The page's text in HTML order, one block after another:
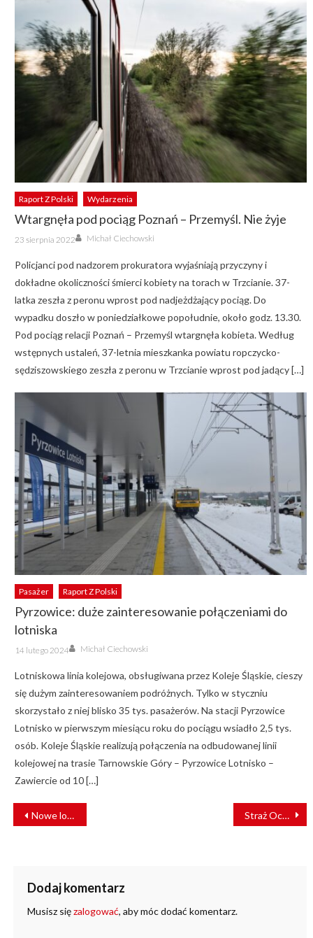
Raport Z Polski Wydarzenia
Wtargnęła pod pociąg Poznań – Przemyśl. Nie żyje
Posted
on
23 sierpnia 2022 Author
Michał Ciechowski
Policjanci pod nadzorem prokuratora wyjaśniają przyczyny i
dokładne okoliczności śmierci kobiety na torach w Trzcianie. 37-
latka zeszła z peronu wprost pod nadjeżdżający pociąg. Do
wypadku doszło w poniedziałkowe popołudnie, około godz. 13.30.
Pod pociąg relacji Poznań – Przemyśl wtargnęła kobieta. Według
wstępnych ustaleń, 37-letnia mieszkanka powiatu ropczycko-
sędziszowskiego zeszła z peronu w Trzcianie wprost pod jadący […]
Pasażer Raport Z Polski
Pyrzowice: duże zainteresowanie połączeniami do
lotniska
Posted
on
14 lutego 2024 Author
Michał Ciechowski
Lotniskowa linia kolejowa, obsługiwana przez Koleje Śląskie, cieszy
się dużym zainteresowaniem podróżnych. Tylko w styczniu
skorzystało z niej blisko 35 tys. pasażerów. Na stacji Pyrzowice
Lotnisko w pierwszym miesiącu roku do pociągu wsiadło 2,5 tys.
osób. Koleje Śląskie realizują połączenia na odbudowanej linii
kolejowej na trasie Tarnowskie Góry – Pyrzowice Lotnisko –
Zawiercie od 10 […]
NAWIGACJA
WPISU
Nowe lokomotywy manewrowe dla PKP Intercity: CZ Loko rywalizuje z FPS o kontrakt Straż Ochrony Kolei świętuje 105-lecie powstania
Dodaj komentarz
Musisz sięzalogować, aby móc dodać komentarz.